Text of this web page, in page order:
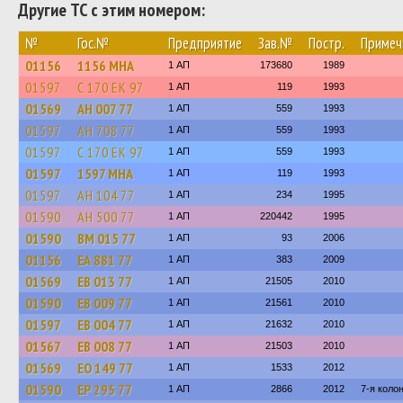
Другие ТС с этим номером:
№ Гос.№ Предприятие Зав.№ Постр.
01156 1156 МНА 1 АП 173680 1989
01597 С 170 ЕК 97 1 АП 119 1993
01569 АН 007 77 1 АП 559 1993
01597 АН 708 77 1 АП 559 1993
01597 С 170 ЕК 97 1 АП 559 1993
01597 1597 МНА 1 АП 119 1993
01597 АН 104 77 1 АП 234 1995
01590 АН 500 77 1 АП 220442 1995
01590 ВМ 015 77 1 АП 93 2006
01156 ЕА 881 77 1 АП 383 2009
01569 ЕВ 013 77 1 АП 21505 2010
01590 ЕВ 009 77 1 АП 21561 2010
01597 ЕВ 004 77 1 АП 21632 2010
01567 ЕВ 008 77 1 АП 21503 2010
01569 ЕО 149 77 1 АП 1533 2012
01590 ЕР 295 77 1 АП 2866 2012 7-я